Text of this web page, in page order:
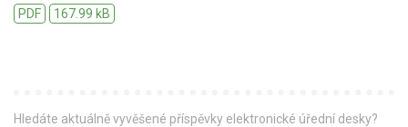
PDF 167.99 kB
Hledáte aktuálně vyvěšené příspěvky elektronické úřední desky?